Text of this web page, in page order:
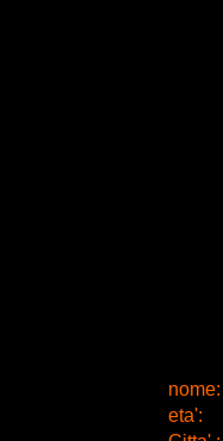
nome:
eta':